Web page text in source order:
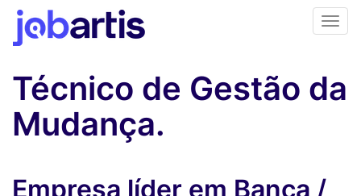
Técnico de Gestão da
Mudança.
Empresa líder em Banca /